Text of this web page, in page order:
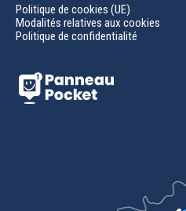
Politique de cookies (UE)
Modalités relatives aux cookies
Politique de confidentialité